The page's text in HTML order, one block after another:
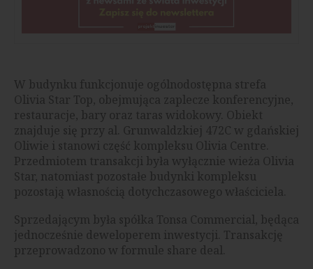
W budynku funkcjonuje ogólnodostępna strefa
Olivia Star Top, obejmująca zaplecze konferencyjne,
restauracje, bary oraz taras widokowy. Obiekt
znajduje się przy al. Grunwaldzkiej 472C w gdańskiej
Oliwie i stanowi część kompleksu Olivia Centre.
Przedmiotem transakcji była wyłącznie wieża Olivia
Star, natomiast pozostałe budynki kompleksu
pozostają własnością dotychczasowego właściciela.
Sprzedającym była spółka Tonsa Commercial, będąca
jednocześnie deweloperem inwestycji. Transakcję
przeprowadzono w formule share deal.